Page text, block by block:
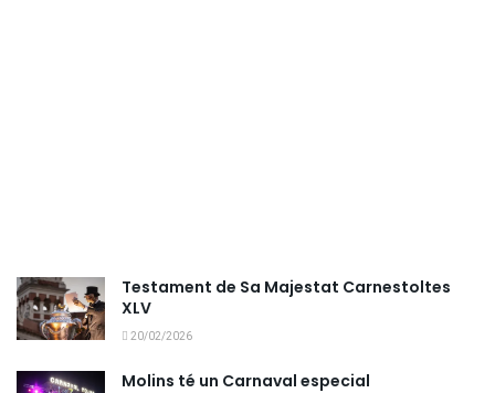
Testament de Sa Majestat Carnestoltes
XLV
20/02/2026
Molins té un Carnaval especial